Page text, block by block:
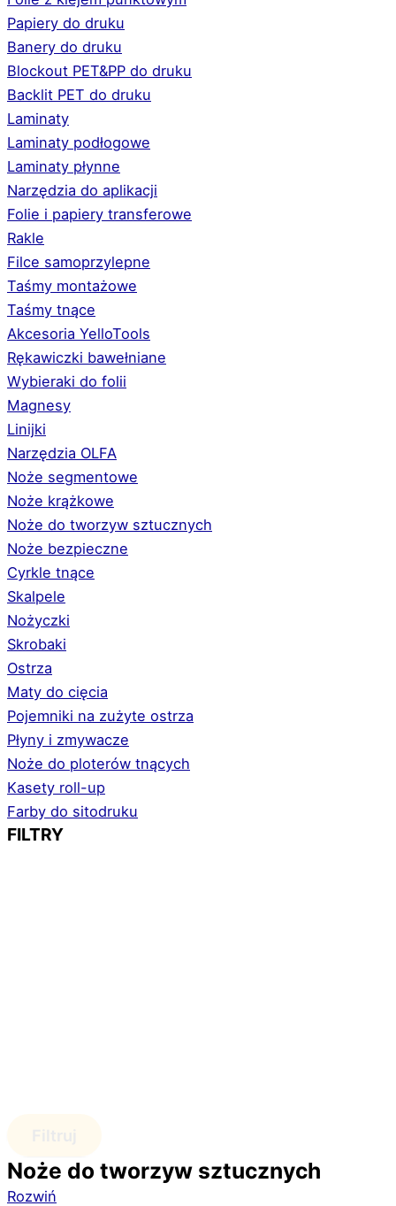
Papiery do druku
Banery do druku
Blockout PET&PP do druku
Backlit PET do druku
Laminaty
Laminaty podłogowe
Laminaty płynne
Narzędzia do aplikacji
Folie i papiery transferowe
Rakle
Filce samoprzylepne
Taśmy montażowe
Taśmy tnące
Akcesoria YelloTools
Rękawiczki bawełniane
Wybieraki do folii
Magnesy
Linijki
Narzędzia OLFA
Noże segmentowe
Noże krążkowe
Noże do tworzyw sztucznych
Noże bezpieczne
Cyrkle tnące
Skalpele
Nożyczki
Skrobaki
Ostrza
Maty do cięcia
Pojemniki na zużyte ostrza
Płyny i zmywacze
Noże do ploterów tnących
Kasety roll-up
Farby do sitodruku
FILTRY
Noże do tworzyw sztucznych
Rozwiń